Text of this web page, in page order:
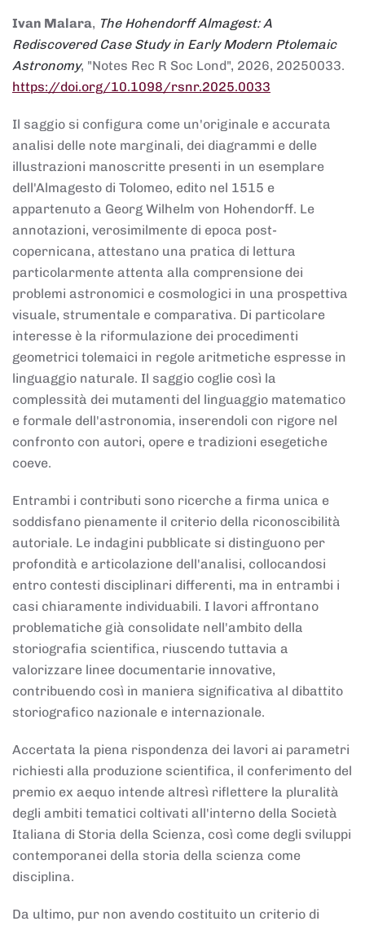
Ivan Malara, The Hohendorff Almagest: A
Rediscovered Case Study in Early Modern Ptolemaic
Astronomy, "Notes Rec R Soc Lond", 2026, 20250033.
https://doi.org/10.1098/rsnr.2025.0033
Il saggio si configura come un'originale e accurata
analisi delle note marginali, dei diagrammi e delle
illustrazioni manoscritte presenti in un esemplare
dell'Almagesto di Tolomeo, edito nel 1515 e
appartenuto a Georg Wilhelm von Hohendorff. Le
annotazioni, verosimilmente di epoca post-
copernicana, attestano una pratica di lettura
particolarmente attenta alla comprensione dei
problemi astronomici e cosmologici in una prospettiva
visuale, strumentale e comparativa. Di particolare
interesse è la riformulazione dei procedimenti
geometrici tolemaici in regole aritmetiche espresse in
linguaggio naturale. Il saggio coglie così la
complessità dei mutamenti del linguaggio matematico
e formale dell'astronomia, inserendoli con rigore nel
confronto con autori, opere e tradizioni esegetiche
coeve.
Entrambi i contributi sono ricerche a firma unica e
soddisfano pienamente il criterio della riconoscibilità
autoriale. Le indagini pubblicate si distinguono per
profondità e articolazione dell'analisi, collocandosi
entro contesti disciplinari differenti, ma in entrambi i
casi chiaramente individuabili. I lavori affrontano
problematiche già consolidate nell'ambito della
storiografia scientifica, riuscendo tuttavia a
valorizzare linee documentarie innovative,
contribuendo così in maniera significativa al dibattito
storiografico nazionale e internazionale.
Accertata la piena rispondenza dei lavori ai parametri
richiesti alla produzione scientifica, il conferimento del
premio ex aequo intende altresì riflettere la pluralità
degli ambiti tematici coltivati all'interno della Società
Italiana di Storia della Scienza, così come degli sviluppi
contemporanei della storia della scienza come
disciplina.
Da ultimo, pur non avendo costituito un criterio di